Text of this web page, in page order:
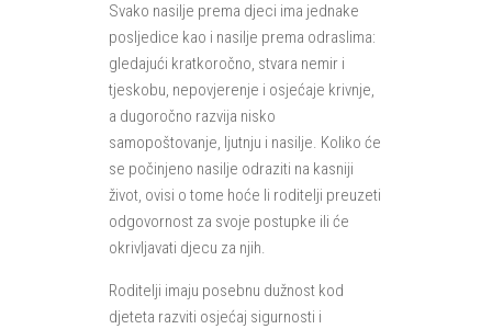
Svako nasilje prema djeci ima jednake
posljedice kao i nasilje prema odraslima:
gledajući kratkoročno, stvara nemir i
tjeskobu, nepovjerenje i osjećaje krivnje,
a dugoročno razvija nisko
samopoštovanje, ljutnju i nasilje. Koliko će
se počinjeno nasilje odraziti na kasniji
život, ovisi o tome hoće li roditelji preuzeti
odgovornost za svoje postupke ili će
okrivljavati djecu za njih.
Roditelji imaju posebnu dužnost kod
djeteta razviti osjećaj sigurnosti i